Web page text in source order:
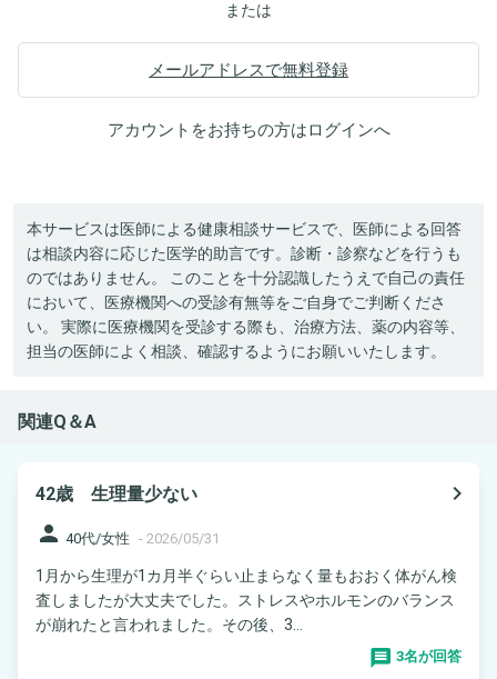
または
メールアドレスで無料登録
アカウントをお持ちの方はログインへ
本サービスは医師による健康相談サービスで、医師による回答
は相談内容に応じた医学的助言です。診断・診察などを行うも
のではありません。 このことを十分認識したうえで自己の責任
において、医療機関への受診有無等をご自身でご判断くださ
い。 実際に医療機関を受診する際も、治療方法、薬の内容等、
担当の医師によく相談、確認するようにお願いいたします。
関連Q＆A
42歳 生理量少ない
navigate_next
person 40代/女性 - 2026/05/31
1月から生理が1カ月半ぐらい止まらなく量もおおく体がん検
査しましたが大丈夫でした。ストレスやホルモンのバランス
が崩れたと言われました。その後、3...
3名が回答